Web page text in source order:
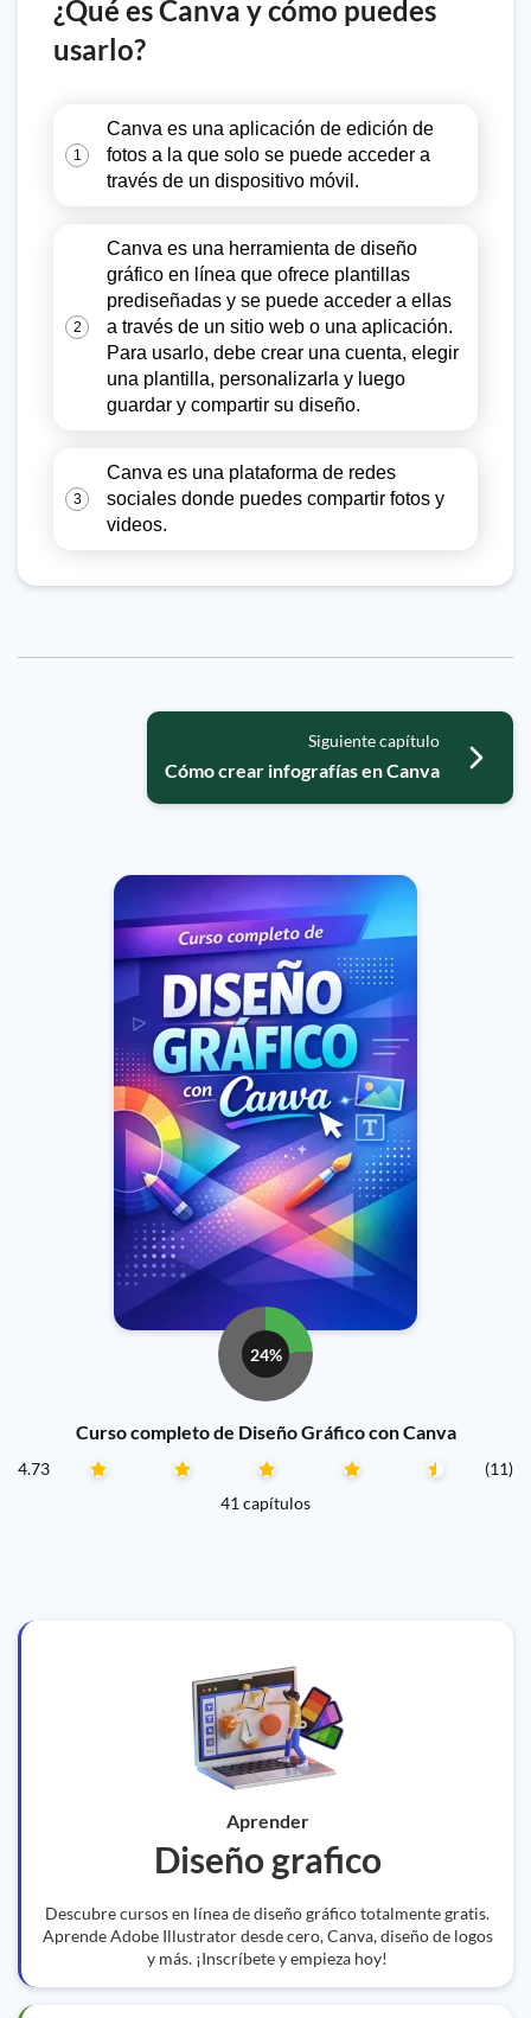
¿Qué es Canva y cómo puedes
usarlo?
1
Canva es una aplicación de edición de
fotos a la que solo se puede acceder a
través de un dispositivo móvil.
2
Canva es una herramienta de diseño
gráfico en línea que ofrece plantillas
prediseñadas y se puede acceder a ellas
a través de un sitio web o una aplicación.
Para usarlo, debe crear una cuenta, elegir
una plantilla, personalizarla y luego
guardar y compartir su diseño.
3
Canva es una plataforma de redes
sociales donde puedes compartir fotos y
videos.
Siguiente capítulo
Cómo crear infografías en Canva
24%
Curso completo de Diseño Gráfico con Canva
4.73
(11)
41 capítulos
Aprender
Diseño grafico
Descubre cursos en línea de diseño gráfico totalmente gratis.
Aprende Adobe Illustrator desde cero, Canva, diseño de logos
y más. ¡Inscríbete y empieza hoy!